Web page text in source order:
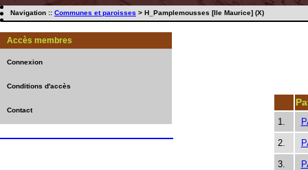
Navigation :: Communes et paroisses > H_Pamplemousses [Ile Maurice] (X)
Accès membres
Connexion
Conditions d'accès
Contact
1.
2.
3.